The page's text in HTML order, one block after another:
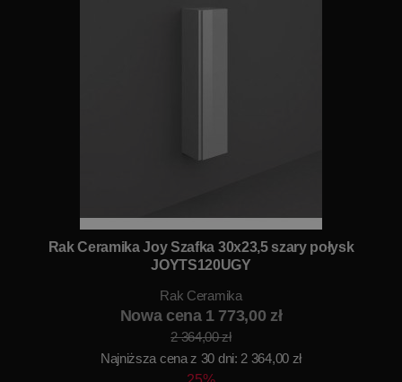
Rak Ceramika Joy Szafka 30x23,5 szary połysk
JOYTS120UGY
Rak Ceramika
Nowa cena 1 773,00 zł
2 364,00 zł
Najniższa cena z 30 dni: 2 364,00 zł